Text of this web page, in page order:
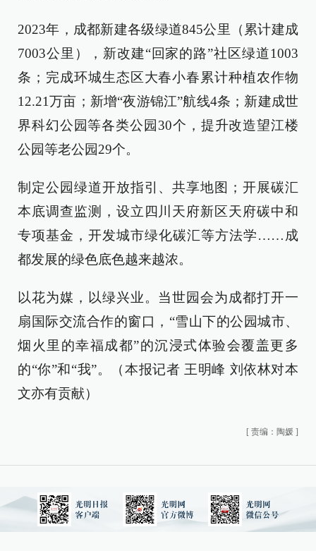
2023年，成都新建各级绿道845公里（累计建成
7003公里），新改建“回家的路”社区绿道1003
条；完成环城生态区大春小春累计种植农作物
12.21万亩；新增“夜游锦江”航线4条；新建成世
界科幻公园等各类公园30个，提升改造望江楼
公园等老公园29个。
制定公园绿道开放指引、共享地图；开展碳汇
本底调查监测，设立四川天府新区天府碳中和
专项基金，开发城市绿化碳汇等方法学……成
都发展的绿色底色越来越浓。
以花为媒，以绿兴业。当世园会为成都打开一
扇国际交流合作的窗口，“雪山下的公园城市、
烟火里的幸福成都”的沉浸式体验会覆盖更多
的“你”和“我”。（本报记者 王明峰 刘依林对本
文亦有贡献）
[ 责编：陶媛 ]